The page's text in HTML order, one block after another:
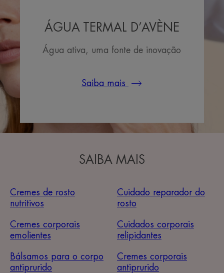
ÁGUA TERMAL D’AVÈNE
Água ativa, uma fonte de inovação
Saiba mais
SAIBA MAIS
Cremes de rosto
nutritivos
Cuidado reparador do
rosto
Cremes corporais
emolientes
Cuidados corporais
relipidantes
Bálsamos para o corpo
antiprurido
Cremes corporais
antiprurido